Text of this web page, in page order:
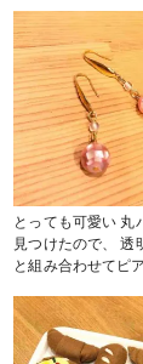
とっても可愛い 丸
見つけたので、 透
と組み合わせてピ